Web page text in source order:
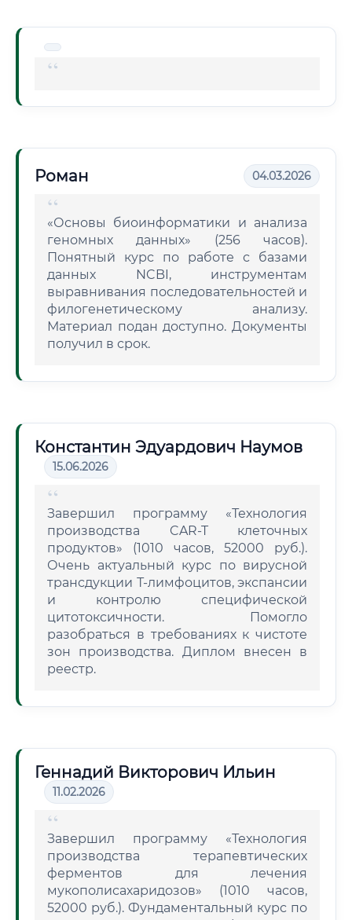
Роман 04.03.2026
«Основы биоинформатики и анализа
геномных данных» (256 часов).
Понятный курс по работе с базами
данных NCBI, инструментам
выравнивания последовательностей и
филогенетическому анализу.
Материал подан доступно. Документы
получил в срок.
Константин Эдуардович Наумов
15.06.2026
Завершил программу «Технология
производства CAR-T клеточных
продуктов» (1010 часов, 52000 руб.).
Очень актуальный курс по вирусной
трансдукции Т-лимфоцитов, экспансии
и контролю специфической
цитотоксичности. Помогло
разобраться в требованиях к чистоте
зон производства. Диплом внесен в
реестр.
Геннадий Викторович Ильин
11.02.2026
Завершил программу «Технология
производства терапевтических
ферментов для лечения
мукополисахаридозов» (1010 часов,
52000 руб.). Фундаментальный курс по